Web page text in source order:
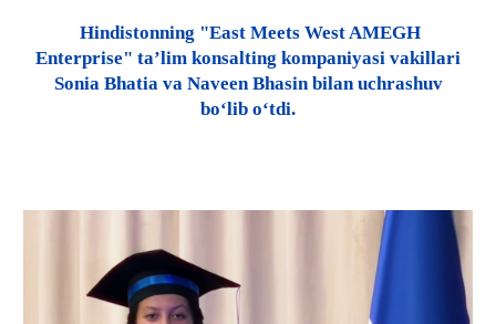
Hindistonning "East Meets West AMEGH
Enterprise" ta’lim konsalting kompaniyasi vakillari
Sonia Bhatia va Naveen Bhasin bilan uchrashuv
bo‘lib o‘tdi.